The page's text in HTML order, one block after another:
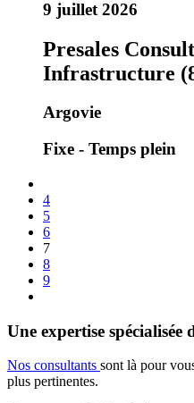
9 juillet 2026
Presales
Infrastructure
Argovie
Fixe - Temps plein
4
5
6
7
8
9
Une expertise spécialisée
Nos consultants sont là pour
plus pertinentes.